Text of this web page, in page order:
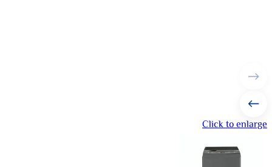
Click to enlarge